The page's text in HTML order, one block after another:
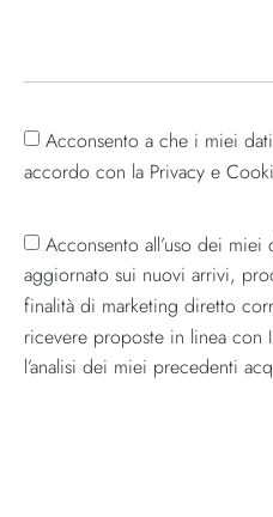
Acconsento a che i miei
accordo con la Privacy e
Acconsento all’uso dei miei
aggiornato sui nuovi arrivi,
finalità di marketing diretto
ricevere proposte in linea con
l’analisi dei miei precedenti